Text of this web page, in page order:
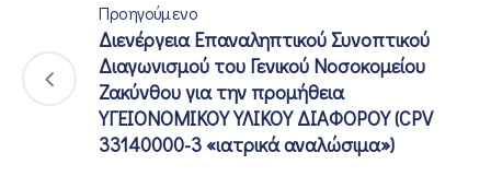
Προηγούμενο
Διενέργεια Επαναληπτικού Συνοπτικού
Διαγωνισμού του Γενικού Νοσοκομείου
Ζακύνθου για την προμήθεια
ΥΓΕΙΟΝΟΜΙΚΟΥ ΥΛΙΚΟΥ ΔΙΑΦΟΡΟΥ (CPV
33140000-3 «ιατρικά αναλώσιμα»)